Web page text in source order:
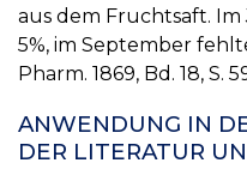
aus dem Fruchtsaft.
5%, im September
Pharm. 1869, Bd. 18, S.
ANWENDUNG IN
DER LITERATUR